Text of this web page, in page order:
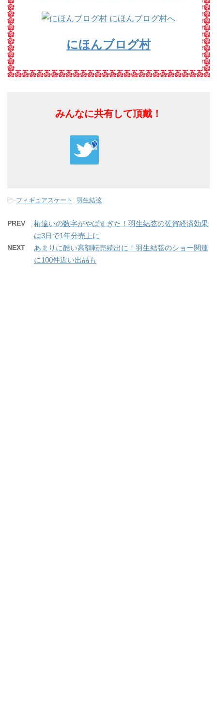
にほんブログ村
みんなに共有して頂戴！
-フィギュアスケート 羽生結弦
PREV
桁違いの数字がやばすぎた！羽生結弦の佐賀経済効果
は3日で1年分売上に
NEXT
あまりに酷い高額転売続出に！羽生結弦のショー関連
に100件近い出品も